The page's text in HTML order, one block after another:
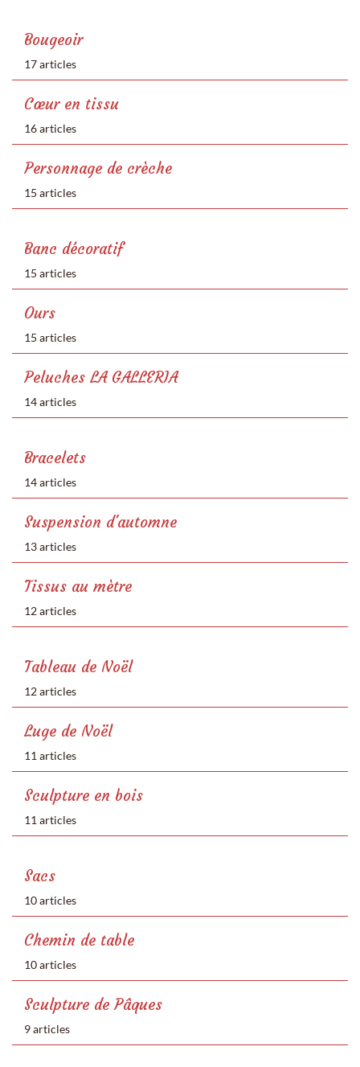
Bougeoir
17 articles
Cœur en tissu
16 articles
Personnage de crèche
15 articles
Banc décoratif
15 articles
Ours
15 articles
Peluches LA GALLERIA
14 articles
Bracelets
14 articles
Suspension d'automne
13 articles
Tissus au mètre
12 articles
Tableau de Noël
12 articles
Luge de Noël
11 articles
Sculpture en bois
11 articles
Sacs
10 articles
Chemin de table
10 articles
Sculpture de Pâques
9 articles